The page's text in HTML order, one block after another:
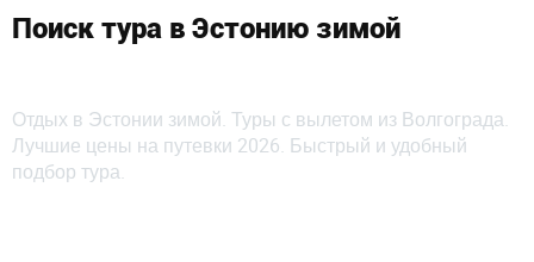
Поиск тура в Эстонию зимой
Отдых в Эстонии зимой. Туры с вылетом из Волгограда.
Лучшие цены на путевки 2026. Быстрый и удобный
подбор тура.